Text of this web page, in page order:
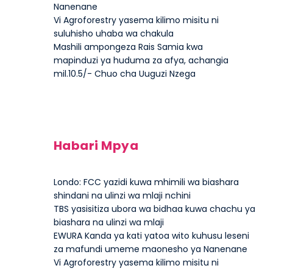
Nanenane
Vi Agroforestry yasema kilimo misitu ni
suluhisho uhaba wa chakula
Mashili ampongeza Rais Samia kwa
mapinduzi ya huduma za afya, achangia
mil.10.5/- Chuo cha Uuguzi Nzega
Habari Mpya
Londo: FCC yazidi kuwa mhimili wa biashara
shindani na ulinzi wa mlaji nchini
TBS yasisitiza ubora wa bidhaa kuwa chachu ya
biashara na ulinzi wa mlaji
EWURA Kanda ya kati yatoa wito kuhusu leseni
za mafundi umeme maonesho ya Nanenane
Vi Agroforestry yasema kilimo misitu ni